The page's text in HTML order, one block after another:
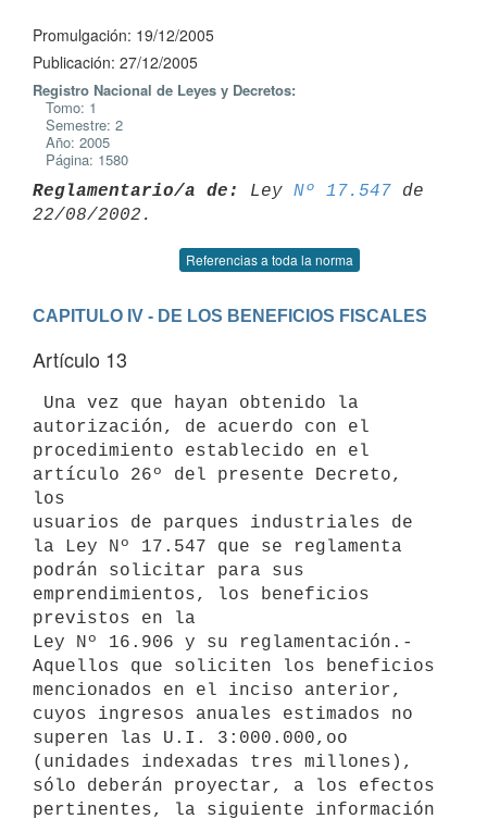
Promulgación: 19/12/2005
Publicación: 27/12/2005
Registro Nacional de Leyes y Decretos:
Tomo: 1
Semestre: 2
Año: 2005
Página: 1580
Reglamentario/a de: Ley Nº 17.547 de
Referencias a toda la norma
CAPITULO IV - DE LOS BENEFICIOS FISCALES
Artículo 13
autorización, de acuerdo con el
procedimiento establecido en el
artículo 26º del presente Decreto,
los
usuarios de parques industriales de
la Ley Nº 17.547 que se reglamenta
podrán solicitar para sus
emprendimientos, los beneficios
previstos en la
Ley Nº 16.906 y su reglamentación.-
Aquellos que soliciten los beneficios
mencionados en el inciso anterior,
cuyos ingresos anuales estimados no
superen las U.I. 3:000.000,oo
(unidades indexadas tres millones),
sólo deberán proyectar, a los efectos
pertinentes, la siguiente información